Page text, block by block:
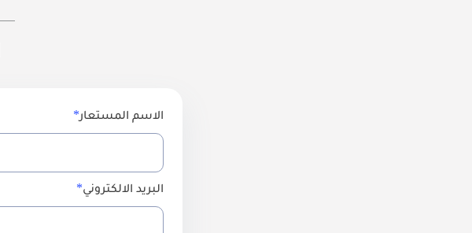
الاسم المستعار
البريد الالكتروني